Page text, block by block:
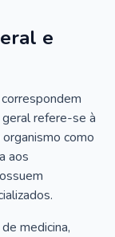
e
geral refere-se à
como
aos
medicina,